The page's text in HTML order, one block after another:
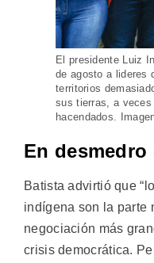
El presidente Luiz
de agosto a lideres
territorios
sus tierras, a veces
hacendados.
En
Batista advirtió que
indígena son la parte
negociación más
crisis democrática.